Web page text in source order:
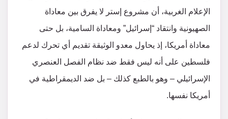
الإعلام الغربية، أن مشروع إستر لا يفرق بين معاداة
الصهيونية وانتقاد “إسرائيل” ومعاداة السامية، بل حتى
معاداة أمريكا، إذ يحاول معدو الوثيقة تقديم أي تحرك لدعم
فلسطين على أنه ليس فقط ضد نظام الفصل العنصري
الإسرائيلي – وهو بالطبع كذلك – بل ضد الديمقراطية في
أمريكا نفسها.